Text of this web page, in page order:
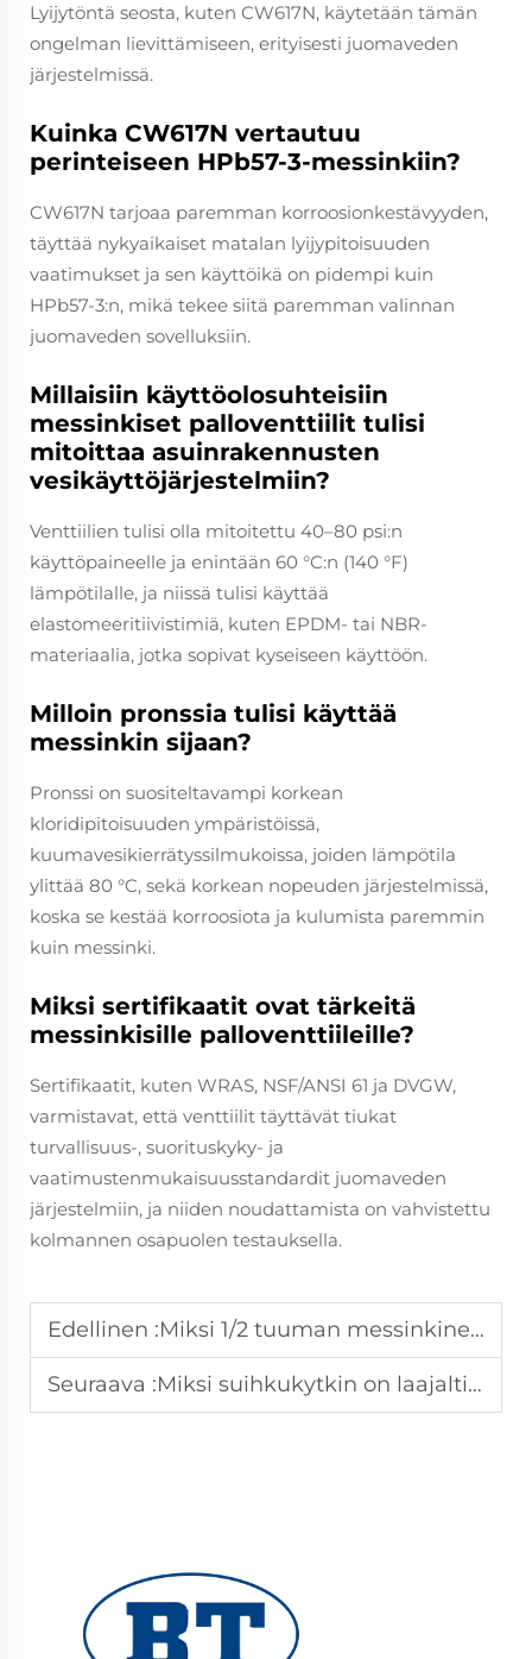
Lyijytöntä seosta, kuten CW617N, käytetään tämän
ongelman lievittämiseen, erityisesti juomaveden
järjestelmissä.
Kuinka CW617N vertautuu
perinteiseen HPb57-3-messinkiin?
CW617N tarjoaa paremman korroosionkestävyyden,
täyttää nykyaikaiset matalan lyijypitoisuuden
vaatimukset ja sen käyttöikä on pidempi kuin
HPb57-3:n, mikä tekee siitä paremman valinnan
juomaveden sovelluksiin.
Millaisiin käyttöolosuhteisiin
messinkiset palloventtiilit tulisi
mitoittaa asuinrakennusten
vesikäyttöjärjestelmiin?
Venttiilien tulisi olla mitoitettu 40–80 psi:n
käyttöpaineelle ja enintään 60 °C:n (140 °F)
lämpötilalle, ja niissä tulisi käyttää
elastomeeritiivistimiä, kuten EPDM- tai NBR-
materiaalia, jotka sopivat kyseiseen käyttöön.
Milloin pronssia tulisi käyttää
messinkin sijaan?
Pronssi on suositeltavampi korkean
kloridipitoisuuden ympäristöissä,
kuumavesikierrätyssilmukoissa, joiden lämpötila
ylittää 80 °C, sekä korkean nopeuden järjestelmissä,
koska se kestää korroosiota ja kulumista paremmin
kuin messinki.
Miksi sertifikaatit ovat tärkeitä
messinkisille palloventtiileille?
Sertifikaatit, kuten WRAS, NSF/ANSI 61 ja DVGW,
varmistavat, että venttiilit täyttävät tiukat
turvallisuus-, suorituskyky- ja
vaatimustenmukaisuusstandardit juomaveden
järjestelmiin, ja niiden noudattamista on vahvistettu
kolmannen osapuolen testauksella.
Edellinen :Miksi 1/2 tuuman messinkinen palloventtiili on tullut yleisimmäksi kotitalousvesijärjestelmissä
Seuraava :Miksi suihkukytkin on laajalti käytössä vesihuollon putkistoissa